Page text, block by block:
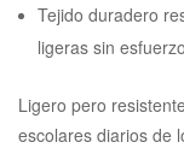
Tejido duradero
ligeras sin esfuerzo.
Ligero pero
escolares diarios de